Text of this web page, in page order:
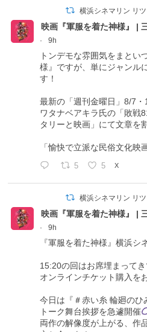
横浜シネマリン リ
映画『軍服を着た神様』 |
·
9h
トンデモな雰囲気をまとい
様』ですが、単にジャンル
す！
最新の「週刊金曜日」8/7・
ワタナベアキラ氏の「敗戦
タリーと映画」にて文章を
「愉快で立派な民俗文化映
5 5 X
横浜シネマリン リ
映画『軍服を着た神様』 |
·
9h
『軍服を着た神様』横浜シ
15:20の回はお席埋まって
オンラインチケット購入を
今日は『＃赤い糸 輪廻のひ
トーク舞台挨拶を急遽開催
両作の解像度が上がる、作